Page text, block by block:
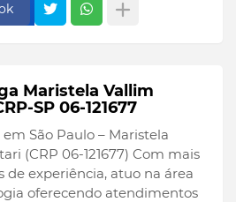
Maristela Vallim
SP 06-121677
em São Paulo – Maristela
(CRP 06-121677) Com mais
de experiência, atuo na área
oferecendo atendimentos